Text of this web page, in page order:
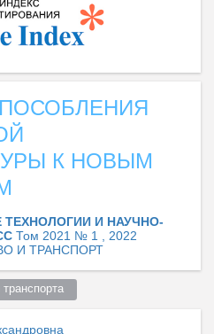
К НОВЫМ
И НАУЧНО-
Том 2021 № 1 , 2022
И ТРАНСПОРТ